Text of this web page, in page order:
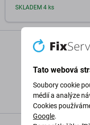
Přidat do košíku
SKLADEM 4 ks
Tato webová
Soubory cookie
médií a analýze
Cookies
Google.